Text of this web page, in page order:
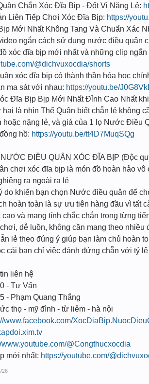
Chắn Xóc Đĩa Bịp - Đốt Vị Nặng Lẻ:
Liên Tiếp Chơi Xóc Đĩa Bịp: https://
Mới Nhất Không Tang Và Chuẩn Xác
ngắn cách sử dụng nước điều quân
xóc đĩa bịp mới nhất và những clip
@dichvuxocdia/shorts
xóc đĩa bịp có thành thần hóa học
ma sát với nhau: https://youtu.be/
Đĩa Bịp Bịp Mới Nhất Đỉnh Cao Nhất
hai là nhìn Thế Quân biết chẵn lẻ không
hoặc nặng lẻ, và giá của 1 lọ Nước Điều
hồ: https://youtu.be/tt4D7MuqSQg
ĐIỀU QUÂN XÓC ĐĨA BỊP (Độc
chơi xóc đĩa bịp là món đồ hoàn hảo
ra ngoài ra lẻ
do khiến bạn chọn Nước điều quân để
hoàn toàn là sự ưu tiên hàng đầu vì tất
và mang tính chắc chắn trong từng
dễ luồn, không cần mang theo nhiều
lẻ theo đúng ý giúp bạn làm chủ hoàn
cái bạn chỉ việc đánh đứng chẵn với tỷ
liên hệ
- Tư Vấn
- Phạm Quang Thắng
thọ - mỹ đình - từ liêm - hà nội
www.facebook.com/
www.youtube.com/@Congthucxocdia
mới nhất: https://youtube.com/
26